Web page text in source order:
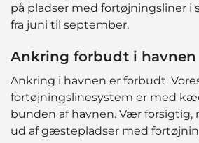
på pladser med fortøjningsliner i
fra juni til september.
Ankring forbudt i havnen
Ankring i havnen er forbudt.
fortøjningslinesystem er med
bunden af havnen. Vær forsigtig,
ud af gæstepladser med